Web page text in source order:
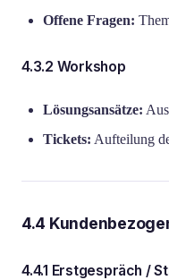
Offene Fragen:
4.3.2 Workshop
Lösungsansätze:
Tickets: Aufteilung
4.4
4.4.1 Erstgespräch /